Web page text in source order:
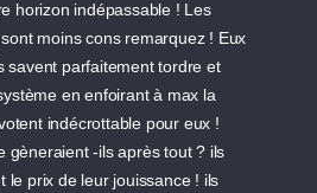
horizon indépassable ! Les
moins cons remarquez ! Eux
savent parfaitement tordre et
en enfoirant à max la
indécrottable pour eux !
gèneraient -ils après tout ? ils
le prix de leur jouissance ! ils